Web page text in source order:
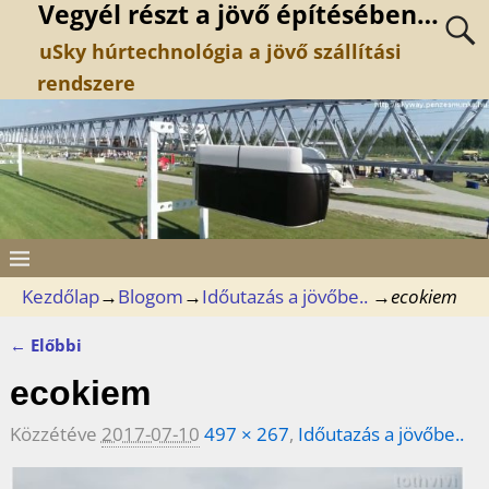
Vegyél részt a jövő építésében…
uSky húrtechnológia a jövő szállítási
rendszere
Kezdőlap→Blogom→Időutazás a jövőbe.. →ecokiem
← Előbbi
ecokiem
Közzétéve 2017-07-10 497 × 267, Időutazás a jövőbe..